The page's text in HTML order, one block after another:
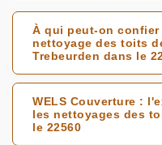
À qui peut-on confier
nettoyage des toits
Trebeurden dans le
WELS Couverture :
les nettoyages des
le 22560